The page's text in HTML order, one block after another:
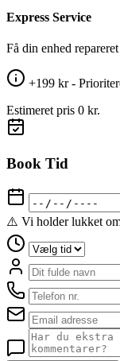
Express Service
Få din enhed
+199 kr -
Estimeret pris 0 kr.
Book Tid
⚠️ Vi holder lukket